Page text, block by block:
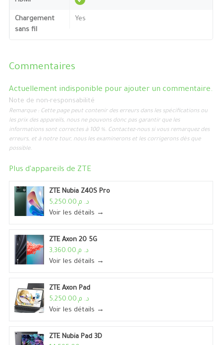
Chargement
sans fil
Yes
Commentaires
Actuellement indisponible pour ajouter un commentaire.
Note de non-responsabilité
Remarque : Cette page peut contenir des erreurs dans les spécifications ou
les prix des appareils, nous ne pouvons donc pas garantir que les
informations sont correctes à 100 %. Contactez-nous si vous remarquez des
erreurs, et à notre tour, nous les examinerons et les corrigerons dès que
possible.
Plus d'appareils de ZTE
ZTE Nubia Z40S Pro
د. م.5,250.00
Voir les détails →
ZTE Axon 20 5G
د. م.3,360.00
Voir les détails →
ZTE Axon Pad
د. م.5,250.00
Voir les détails →
ZTE Nubia Pad 3D